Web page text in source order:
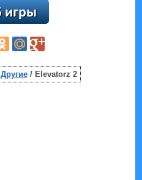
Другие/ Elevatorz 2